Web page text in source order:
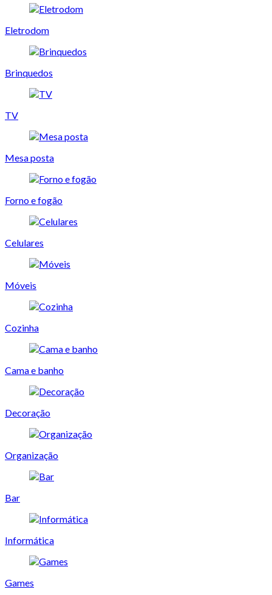
Eletrodom
Brinquedos
TV
Mesa posta
Forno e fogão
Celulares
Móveis
Cozinha
Cama e banho
Decoração
Organização
Bar
Informática
Games